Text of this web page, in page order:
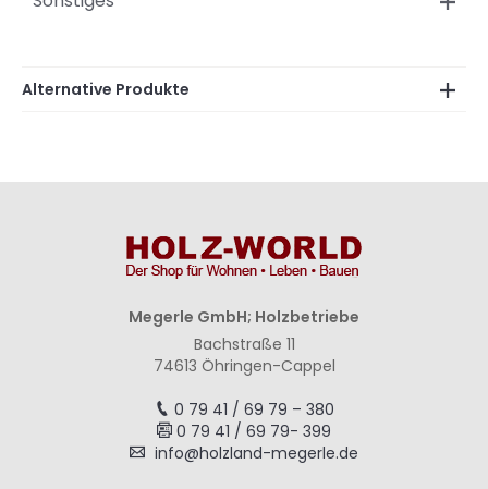
Alternative Produkte
Megerle GmbH; Holzbetriebe
Bachstraße 11
74613 Öhringen-Cappel
0 79 41 / 69 79 – 380
0 79 41 / 69 79- 399
info@holzland-megerle.de